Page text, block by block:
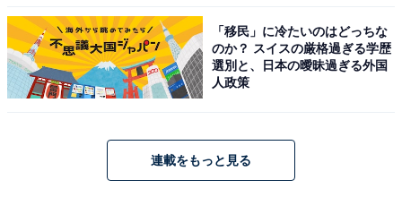
「移民」に冷たいのはどっちな
のか？ スイスの厳格過ぎる学歴
選別と、日本の曖昧過ぎる外国
人政策
連載をもっと見る